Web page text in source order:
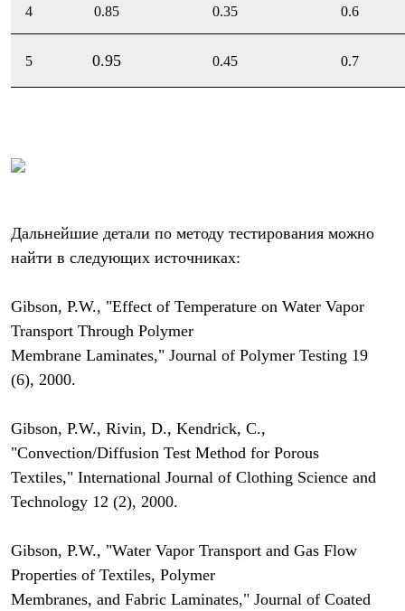
Снаряжение
Палатки и тенты
Палатки
Тенты
Аксессуары для палаток
Альпинистские
Городские
Пуховые
Комбинированные
С синтетическим утеплителем
Баулы
Кошельки
Гермомешки
Полезные аксессуары
Коврики
Обувь
Сапоги
Ботинки
Кроссовки
Сапоги
Гамаши и бахилы
Гамаши
4 0.85 0.35 0.6
5 0.95 0.45 0.7
Дальнейшие детали по методу тестирования можно
найти в следующих источниках:
Gibson, P.W., "Effect of Temperature on Water Vapor
Transport Through Polymer
Membrane Laminates," Journal of Polymer Testing 19
(6), 2000.
Gibson, P.W., Rivin, D., Kendrick, C.,
"Convection/Diffusion Test Method for Porous
Textiles," International Journal of Clothing Science and
Technology 12 (2), 2000.
Gibson, P.W., "Water Vapor Transport and Gas Flow
Properties of Textiles, Polymer
Membranes, and Fabric Laminates," Journal of Coated